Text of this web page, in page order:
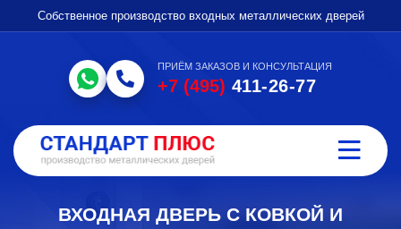
Собственное производство входных металлических дверей
ПРИЁМ ЗАКАЗОВ И КОНСУЛЬТАЦИЯ
+7 (495) 411-26-77
ВХОДНАЯ ДВЕРЬ С КОВКОЙ И